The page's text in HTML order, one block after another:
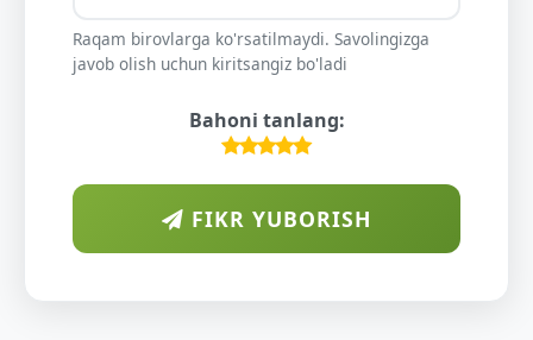
Raqam birovlarga ko'rsatilmaydi. Savolingizga
javob olish uchun kiritsangiz bo'ladi
Bahoni tanlang:
FIKR YUBORISH